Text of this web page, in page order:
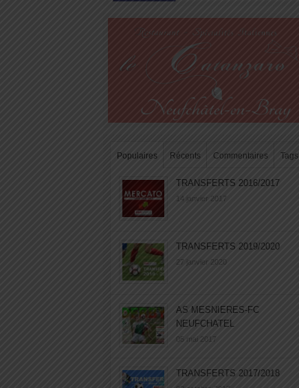
Populaires Récents Commentaires Tags
TRANSFERTS 2016/2017
14 janvier 2017
TRANSFERTS 2019/2020
27 janvier 2020
AS MESNIERES-FC
NEUFCHATEL
05 mai 2017
TRANSFERTS 2017/2018